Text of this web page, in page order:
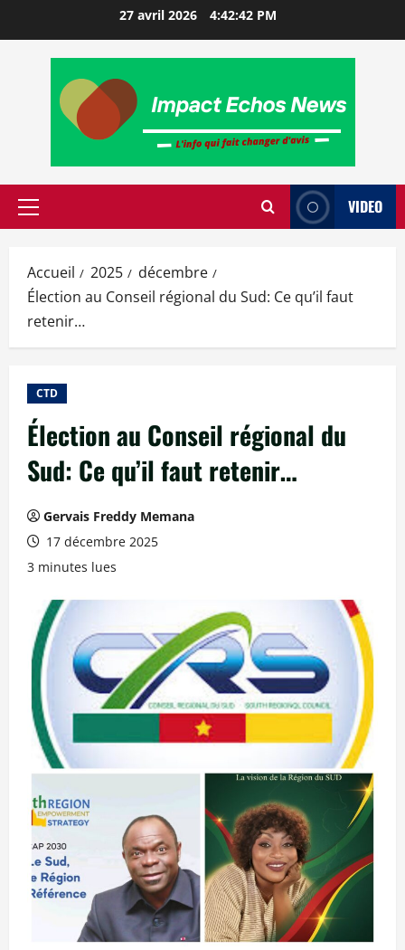
27 avril 2026 4:42:43 PM
VIDEO
Accueil 2025
décembre
Élection au Conseil régional du Sud: Ce qu’il faut
retenir…
CTD
Élection au Conseil régional du
Sud: Ce qu’il faut retenir…
Gervais Freddy Memana
17 décembre 2025
3 minutes lues